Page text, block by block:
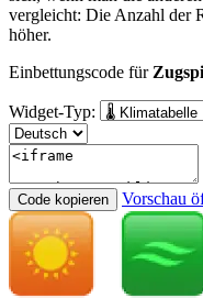
vergleicht: Die Anzahl der
höher.
Einbettungscode für
Widget-Typ:
Code kopieren Vorschau